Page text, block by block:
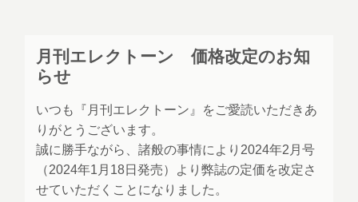
2022.01.19
2021.12.17
「600号へのお祝い」を公開しました
月刊エレクトーン 価格改定のお知
らせ
いつも『月刊エレクトーン』をご愛読いただきあ
りがとうございます。
誠に勝手ながら、諸般の事情により2024年2月号
（2024年1月18日発売）より弊誌の定価を改定さ
せていただくことになりました。